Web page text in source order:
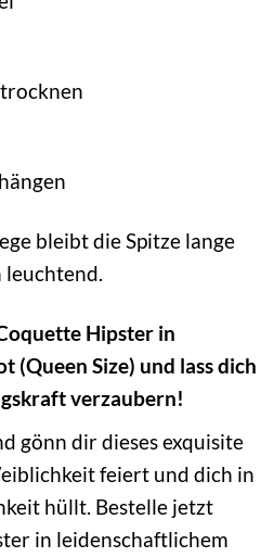
bleibt die Spitze lange
leuchtend.
Hipster in
(Queen Size) und lass dich
verzaubern!
gönn dir dieses exquisite
feiert und dich in
hüllt. Bestelle jetzt
in leidenschaftlichem